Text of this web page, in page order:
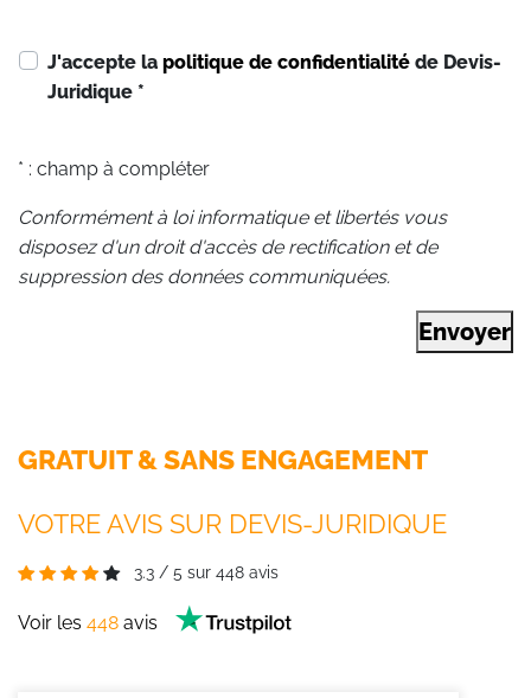
J'accepte la politique de confidentialité de Devis-
Juridique *
* : champ à compléter
Conformément à loi informatique et libertés vous
disposez d'un droit d'accès de rectification et de
suppression des données communiquées.
Envoyer
GRATUIT & SANS ENGAGEMENT
VOTRE AVIS SUR DEVIS-JURIDIQUE
3.3 / 5 sur 448 avis
Voir les 448 avis